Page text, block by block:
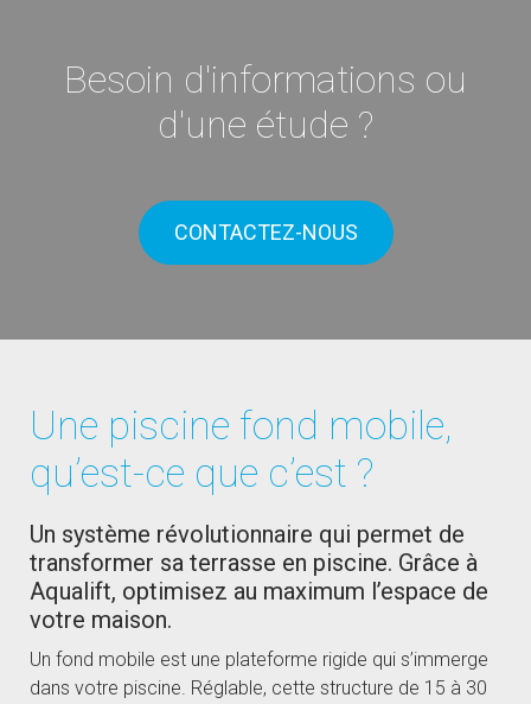
Besoin d'informations ou
d'une étude ?
CONTACTEZ-NOUS
Une piscine fond mobile,
qu’est-ce que c’est ?
Un système révolutionnaire qui permet de
transformer sa terrasse en piscine. Grâce à
Aqualift, optimisez au maximum l’espace de
votre maison.
Un fond mobile est une plateforme rigide qui s’immerge
dans votre piscine. Réglable, cette structure de 15 à 30